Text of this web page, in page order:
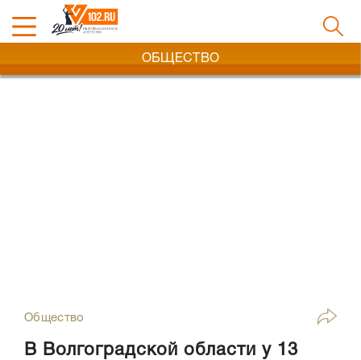
ОБЩЕСТВО
Общество
В Волгоградской области у 13